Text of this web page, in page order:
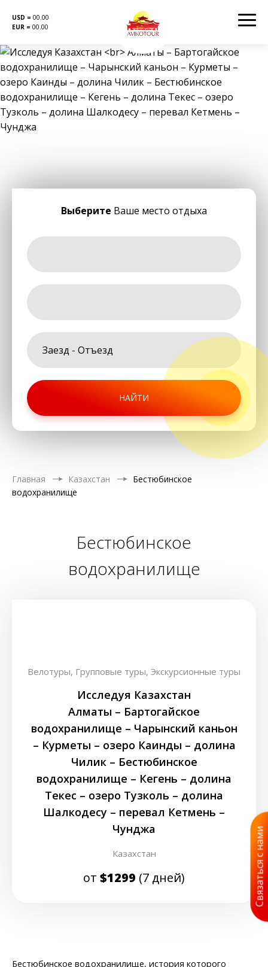
Перейти
к
содержанию
USD = 00.00
EUR = 00.00
Выберите Ваше место отдыха
НАЙТИ
Главная Казахстан
Бестюбинское
водохранилище
Бестюбинское
водохранилище
Велотуры, Групповые туры, Экскурсионные туры
Исследуя Казахстан
Алматы – Бартогайское
водохранилище – Чарынский каньон
– Курметы – озеро Каинды – долина
Чилик – Бестюбинское
водохранилище – Кегень – долина
Текес – озеро Тузколь – долина
Шалкодесу – перевал Кетмень –
Чунджа
Казахстан
от $1299 (7 дней)
Бестюбинское водохранилище, история которого
Связаться с нами